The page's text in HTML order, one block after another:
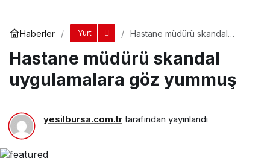
Haberler Yurt
Hastane müdürü skandal
Hastane müdürü skandal
uygulamalara göz yummuş
yesilbursa.com.tr tarafından yayınlandı